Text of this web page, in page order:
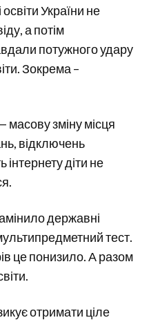
України не
а потім
потужного удару
Зокрема –
масову зміну місця
відключень
інтернету діти не
державні
тест.
це понизило. А разом
отримати ціле